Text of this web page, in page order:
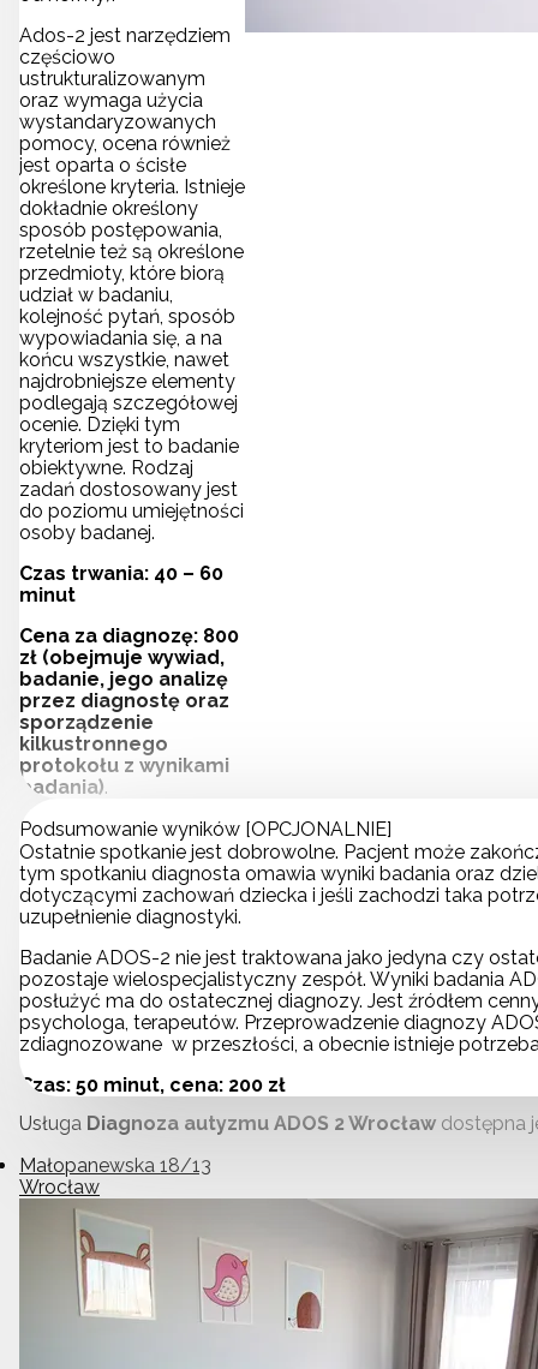
Ados-2 jest narzędziem
częściowo
ustrukturalizowanym
oraz wymaga użycia
wystandaryzowanych
pomocy, ocena również
jest oparta o ścisłe
określone kryteria. Istnieje
dokładnie określony
sposób postępowania,
rzetelnie też są określone
przedmioty, które biorą
udział w badaniu,
kolejność pytań, sposób
wypowiadania się, a na
końcu wszystkie, nawet
najdrobniejsze elementy
podlegają szczegółowej
ocenie. Dzięki tym
kryteriom jest to badanie
obiektywne. Rodzaj
zadań dostosowany jest
do poziomu umiejętności
osoby badanej.
Czas trwania: 40 – 60
minut
Cena za diagnozę: 800
zł (obejmuje wywiad,
badanie, jego analizę
przez diagnostę oraz
sporządzenie
kilkustronnego
protokołu z wynikami
badania).
Podsumowanie wyników [OPCJONALNIE]
Ostatnie spotkanie jest dobrowolne. Pacjent może
tym spotkaniu diagnosta omawia wyniki badania oraz
dotyczącymi zachowań dziecka i jeśli zachodzi taka
uzupełnienie diagnostyki.
Badanie ADOS-2 nie jest traktowana jako jedyna czy
pozostaje wielospecjalistyczny zespół. Wyniki badania
posłużyć ma do ostatecznej diagnozy. Jest źródłem
psychologa, terapeutów. Przeprowadzenie diagnozy
zdiagnozowane w przeszłości, a obecnie istnieje
Czas: 50 minut, cena: 200 zł
Usługa Diagnoza autyzmu ADOS 2 Wrocław dostępna
Małopanewska 18/13
Wrocław